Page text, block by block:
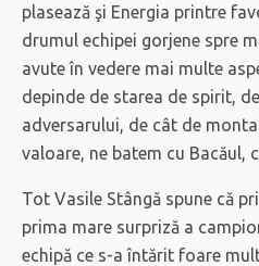
plasează şi Energia printre
drumul echipei gorjene spre
avute în vedere mai multe
depinde de starea de spirit,
adversarului, de cât de
valoare, ne batem cu Bacăul,
Tot Vasile Stângă spune că
prima mare surpriză a
echipă ce s-a întărit foare